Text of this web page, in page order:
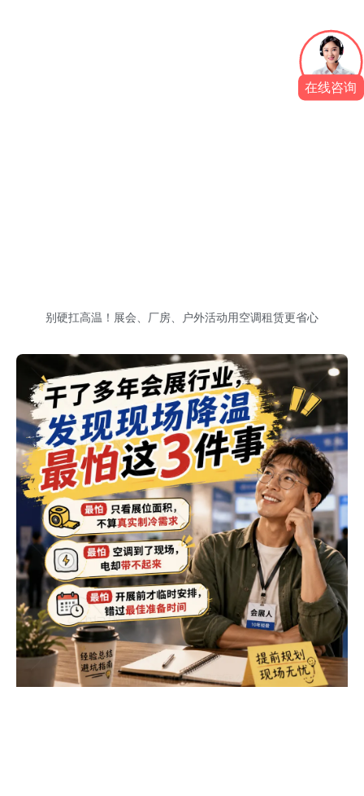
别硬扛高温！展会、厂房、户外活动用空调租赁更省心
在线咨询